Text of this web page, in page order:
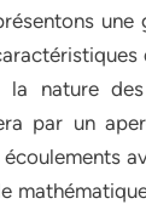
une
nature
par un